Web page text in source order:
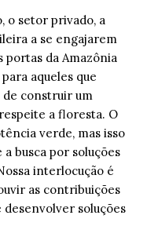
o setor privado, a
a se engajarem
portas da Amazônia
aqueles que
de construir um
a floresta. O
verde, mas isso
busca por soluções
interlocução é
as contribuições
soluções